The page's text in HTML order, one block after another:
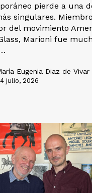
pierde a una
singulares. Miembro
del movimiento
Marioni fue
Eugenia Diaz de Vivar
julio, 2026